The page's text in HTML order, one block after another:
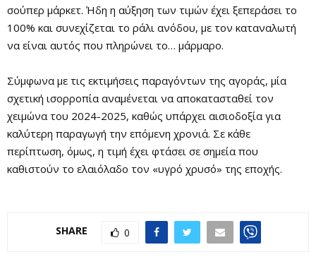
σούπερ μάρκετ. Ήδη η αύξηση των τιμών έχει ξεπεράσει το
100% και συνεχίζεται το ράλι ανόδου, με τον καταναλωτή
να είναι αυτός που πληρώνει το… μάρμαρο.
Σύμφωνα με τις εκτιμήσεις παραγόντων της αγοράς, μία
σχετική ισορροπία αναμένεται να αποκατασταθεί τον
χειμώνα του 2024-2025, καθώς υπάρχει αισιοδοξία για
καλύτερη παραγωγή την επόμενη χρονιά. Σε κάθε
περίπτωση, όμως, η τιμή έχει φτάσει σε σημεία που
καθιστούν το ελαιόλαδο τον «υγρό χρυσό» της εποχής.
SHARE 0